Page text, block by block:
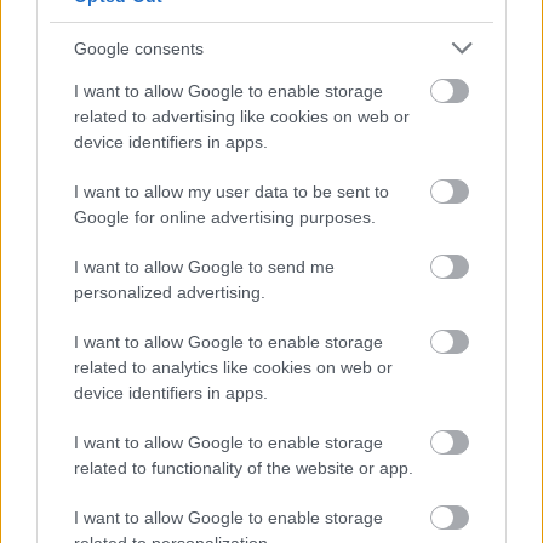
Google consents
I want to allow Google to enable storage
related to advertising like cookies on web or
device identifiers in apps.
I want to allow my user data to be sent to
Google for online advertising purposes.
I want to allow Google to send me
personalized advertising.
I want to allow Google to enable storage
related to analytics like cookies on web or
device identifiers in apps.
I want to allow Google to enable storage
related to functionality of the website or app.
I want to allow Google to enable storage
Sok volt az igazolatlan hiányzás, Pócs János fizetéslevonást
A Szolnok megyei gazdák nagyon nem akarták a JÉGER
további üzemeltetését
Csendélet 5.0: alig balesetveszélyes lépcső és remek
állapotban levő buszmegálló mutatja, hogy Szolnok mennyire
Pénteken újra csökken a benzin és a gázolaj ára is
Napokon belül megválasztja az új köztársasági elnököt az
Országgyűlés
Kiterjedt tüzek pusztítanak az országban, köztük Karcagon
Harmadfokú hőségriasztás az országban: Szolnokon klímát
javítottak, helikoptereket is bevetettek a tüzeknél
A zárkában rosszul lett, elájult – ilyen körülményekről